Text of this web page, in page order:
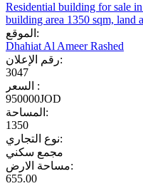
Residential building for sale
building area 1350 sqm, land
الموقع:
Dhahiat Al Ameer Rashed
رقم الإعلان:
3047
السعر :
950000JOD
المساحة:
1350
نوع التجاري:
مجمع سكني
مساحة الارض:
655.00